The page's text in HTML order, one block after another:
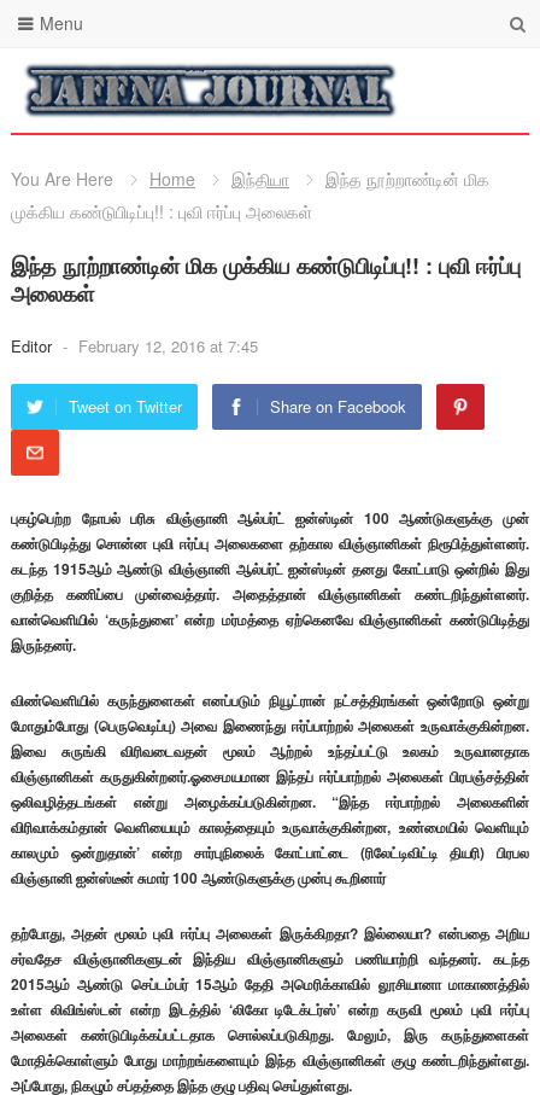
Menu
You Are Here Home இந்தியா
இந்த நூற்றாண்டின் மிக
முக்கிய கண்டுபிடிப்பு!! : புவி ஈர்ப்பு அலைகள்
இந்த நூற்றாண்டின் மிக முக்கிய கண்டுபிடிப்பு!! : புவி ஈர்ப்பு
அலைகள்
Editor - February 12, 2016 at 7:45
Tweet on Twitter Share on Facebook
புகழ்பெற்ற நோபல் பரிசு விஞ்ஞானி ஆல்பர்ட் ஐன்ஸ்டின் 100 ஆண்டுகளுக்கு முன்
கண்டுபிடித்து சொன்ன புவி ஈர்ப்பு அலைகளை தற்கால விஞ்ஞானிகள் நிரூபித்துள்ளனர்.
கடந்த 1915ஆம் ஆண்டு விஞ்ஞானி ஆல்பர்ட் ஐன்ஸ்டின் தனது கோட்பாடு ஒன்றில் இது
குறித்த கணிப்பை முன்வைத்தார். அதைத்தான் விஞ்ஞானிகள் கண்டறிந்துள்ளனர்.
வான்வெளியில் ‘கருந்துளை’ என்ற மர்மத்தை ஏற்கெனவே விஞ்ஞானிகள் கண்டுபிடித்து
இருந்தனர்.
விண்வெளியில் கருந்துளைகள் எனப்படும் நியூட்ரான் நட்சத்திரங்கள் ஒன்றோடு ஒன்று
மோதும்போது (பெருவெடிப்பு) அவை இணைந்து ஈர்ப்பாற்றல் அலைகள் உருவாக்குகின்றன.
இவை சுருங்கி விரிவடைவதன் மூலம் ஆற்றல் உந்தப்பட்டு உலகம் உருவானதாக
விஞ்ஞானிகள் கருதுகின்றனர்.ஓசைமயமான இந்தப் ஈர்ப்பாற்றல் அலைகள் பிரபஞ்சத்தின்
ஒலிவழித்தடங்கள் என்று அழைக்கப்படுகின்றன. “இந்த ஈர்பாற்றல் அலைகளின்
விரிவாக்கம்தான் வெளியையும் காலத்தையும் உருவாக்குகின்றன, உண்மையில் வெளியும்
காலமும் ஒன்றுதான்’ என்ற சார்புநிலைக் கோட்பாட்டை (ரிலேட்டிவிட்டி தியரி) பிரபல
விஞ்ஞானி ஐன்ஸ்டீன் சுமார் 100 ஆண்டுகளுக்கு முன்பு கூறினார்
தற்போது, அதன் மூலம் புவி ஈர்ப்பு அலைகள் இருக்கிறதா? இல்லையா? என்பதை அறிய
சர்வதேச விஞ்ஞானிகளுடன் இந்திய விஞ்ஞானிகளும் பணியாற்றி வந்தனர். கடந்த
2015ஆம் ஆண்டு செப்டம்பர் 15ஆம் தேதி அமெரிக்காவில் லூசியானா மாகாணத்தில்
உள்ள லிவிங்ஸ்டன் என்ற இடத்தில் ‘லிகோ டிடேக்டர்ஸ்’ என்ற கருவி மூலம் புவி ஈர்ப்பு
அலைகள் கண்டுபிடிக்கப்பட்டதாக சொல்லப்படுகிறது. மேலும், இரு கருந்துளைகள்
மோதிக்கொள்ளும் போது மாற்றங்களையும் இந்த விஞ்ஞானிகள் குழு கண்டறிந்துள்ளது.
அப்போது, நிகழும் சப்தத்தை இந்த குழு பதிவு செய்துள்ளது.